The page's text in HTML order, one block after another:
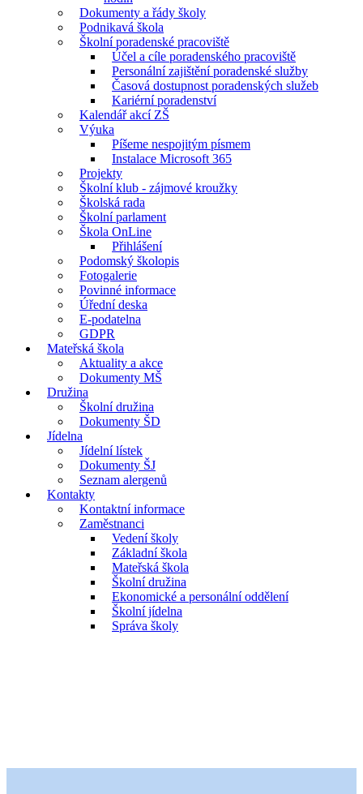
Dokumenty a řády školy
Podnikavá škola
Školní poradenské pracoviště
Účel a cíle poradenského pracoviště
Personální zajištění poradenské služby
Časová dostupnost poradenských služeb
Kariérní poradenství
Kalendář akcí ZŠ
Výuka
Píšeme nespojitým písmem
Instalace Microsoft 365
Projekty
Školní klub - zájmové kroužky
Školská rada
Školní parlament
Škola OnLine
Přihlášení
Podomský školopis
Fotogalerie
Povinné informace
Úřední deska
E-podatelna
GDPR
Mateřská škola
Aktuality a akce
Dokumenty MŠ
Družina
Školní družina
Dokumenty ŠD
Jídelna
Jídelní lístek
Dokumenty ŠJ
Seznam alergenů
Kontakty
Kontaktní informace
Zaměstnanci
Vedení školy
Základní škola
Mateřská škola
Školní družina
Ekonomické a personální oddělení
Školní jídelna
Správa školy